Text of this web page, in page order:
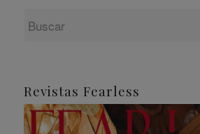
Revistas Fearless